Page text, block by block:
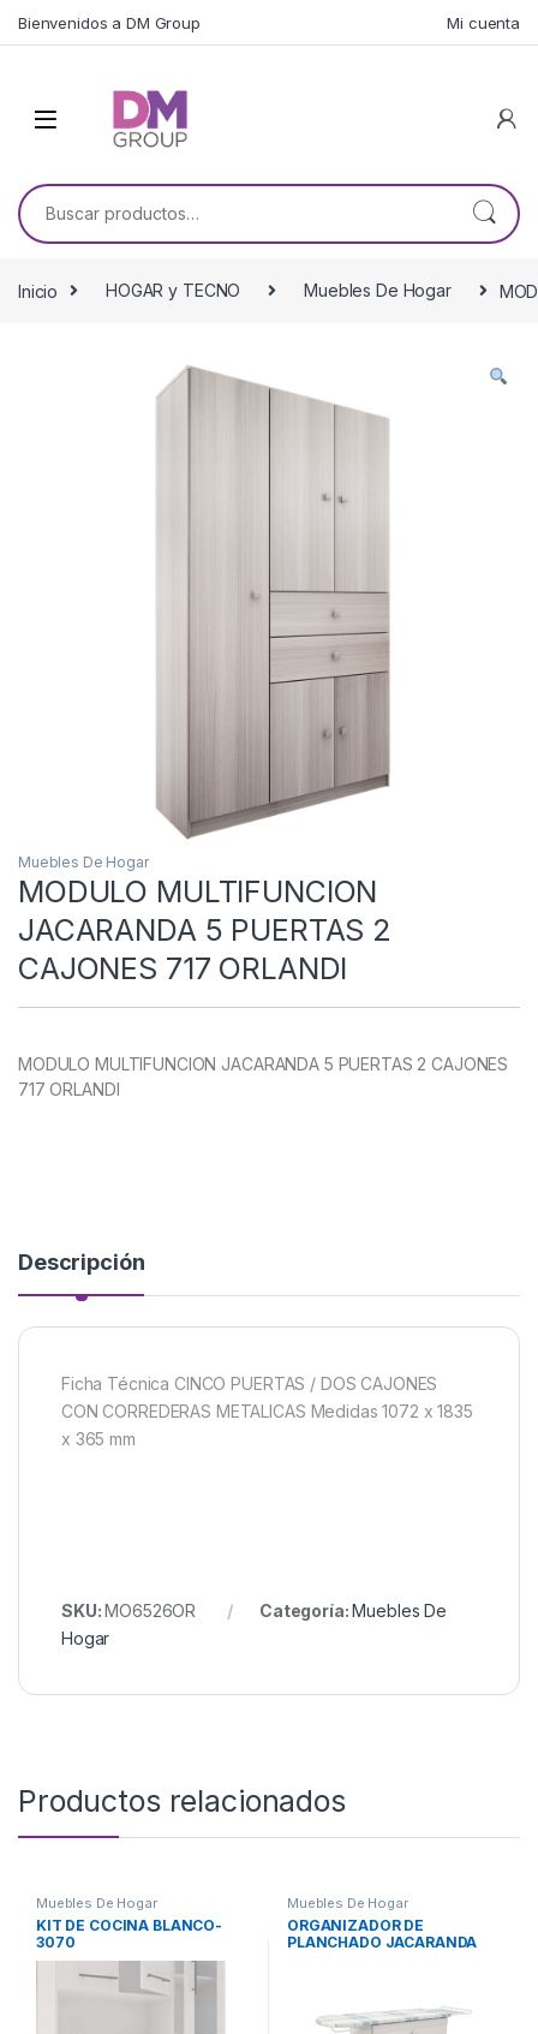
Bienvenidos a DM Group Mi cuenta
Buscar por:
Inicio HOGAR y TECNO Muebles De Hogar
Muebles De Hogar
MODULO MULTIFUNCION
JACARANDA 5 PUERTAS 2
CAJONES 717 ORLANDI
MODULO MULTIFUNCION JACARANDA 5 PUERTAS 2 CAJONES
717 ORLANDI
Descripción
Ficha Técnica CINCO PUERTAS / DOS CAJONES
CON CORREDERAS METALICAS Medidas 1072 x 1835
x 365 mm
SKU:MO6526OR Categoría:Muebles De
Hogar
Productos relacionados
Muebles De Hogar
KIT DE COCINA BLANCO-
3070
Muebles De Hogar
ORGANIZADOR DE
PLANCHADO JACARANDA